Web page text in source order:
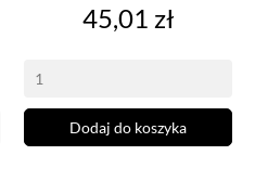
Cena
45,01 zł
Dodaj do koszyka